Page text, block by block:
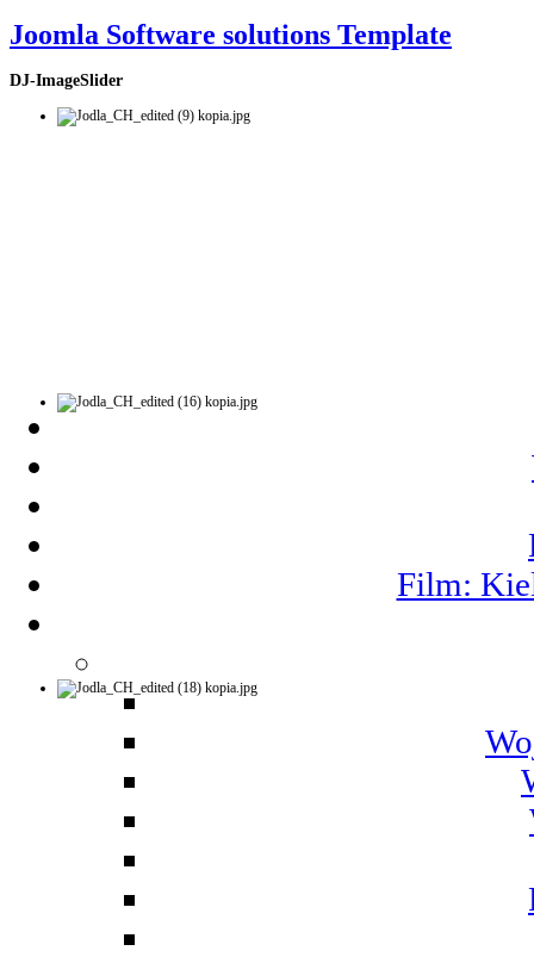
Joomla Software solutions Template
DJ-ImageSlider
Film: